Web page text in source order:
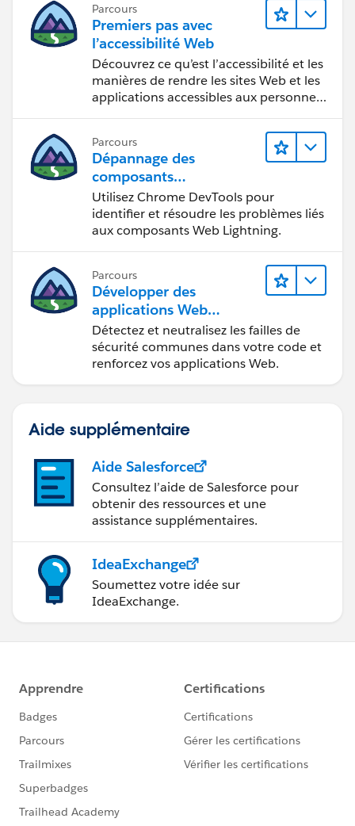
Parcours
Premiers pas avec
l’accessibilité Web
Découvrez ce qu’est l’accessibilité et les
manières de rendre les sites Web et les
applications accessibles aux personnes
Parcours
Dépannage des
composants
Web Lightning
Utilisez Chrome DevTools pour
identifier et résoudre les problèmes liés
aux composants Web Lightning.
Parcours
Développer des
applications Web
sécurisées
Détectez et neutralisez les failles de
sécurité communes dans votre code et
renforcez vos applications Web.
Aide supplémentaire
Aide Salesforce
Consultez l’aide de Salesforce pour
obtenir des ressources et une
assistance supplémentaires.
IdeaExchange
Soumettez votre idée sur
IdeaExchange.